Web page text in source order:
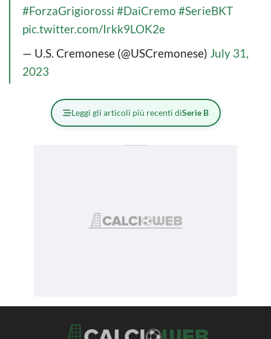
#ForzaGrigiorossi #DaiCremo #SerieBKT
pic.twitter.com/Irkk9LOK2e
— U.S. Cremonese (@USCremonese) July 31,
2023
Leggi gli articoli più recenti diSerie B